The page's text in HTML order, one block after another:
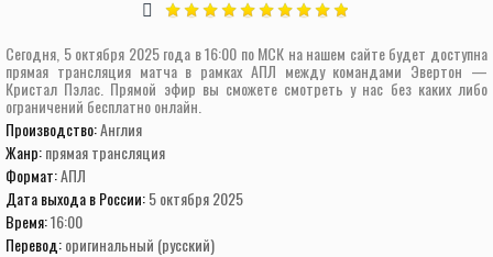
Сегодня, 5 октября 2025 года в 16:00 по МСК на нашем сайте будет доступна
прямая трансляция матча в рамках АПЛ между командами Эвертон —
Кристал Пэлас. Прямой эфир вы сможете смотреть у нас без каких либо
ограничений бесплатно онлайн.
Производство:Англия
Жанр:прямая трансляция
Формат:АПЛ
Дата выхода в России:5 октября 2025
Время:16:00
Перевод:оригинальный (русский)